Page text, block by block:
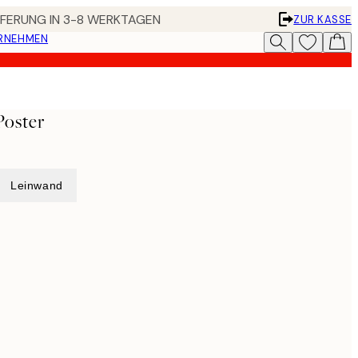
IN 3-8 WERKTAGEN
ZUR KASSE
Leinwand